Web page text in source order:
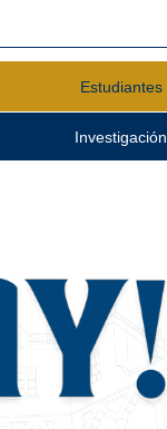
Estudiantes
Investigación